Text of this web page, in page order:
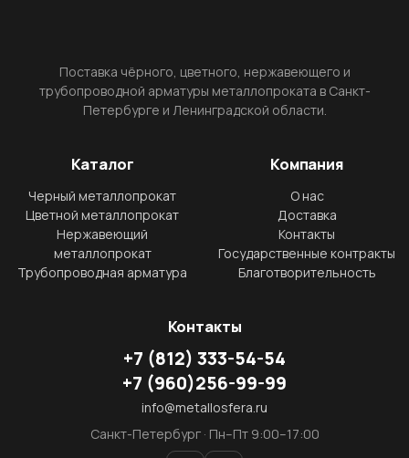
Поставка чёрного, цветного, нержавеющего и
трубопроводной арматуры металлопроката в Санкт-
Петербурге и Ленинградской области.
Каталог
Черный металлопрокат
Цветной металлопрокат
Нержавеющий
металлопрокат
Трубопроводная арматура
Компания
О нас
Доставка
Контакты
Государственные контракты
Благотворительность
Контакты
+7 (812) 333-54-54
+7 (960)256-99-99
info@metallosfera.ru
Санкт-Петербург · Пн–Пт 9:00–17:00